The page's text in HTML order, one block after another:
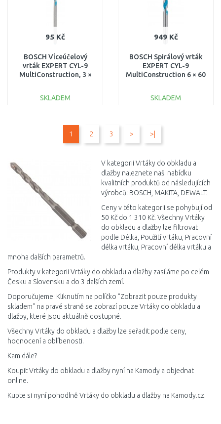
95 Kč
BOSCH Víceúčelový
vrták EXPERT CYL-9
MultiConstruction, 3 ×
SKLADEM
Porovnat
949 Kč
BOSCH Spirálový vrták
EXPERT CYL-9
MultiConstruction 6 × 60
SKLADEM
1 2 3 > >|
V kategorii Vrtáky do obkladu a
dlažby naleznete naši nabídku
kvalitních produktů od následujících
výrobců: BOSCH, MAKITA, DEWALT.
Ceny v této kategorii se pohybují od
50 Kč do 1 310 Kč. Všechny Vrtáky
do obkladu a dlažby lze filtrovat
podle Délka, Použití vrtáku, Pracovní
délka vrtáku, Pracovní délka vrtáku a
mnoha dalších parametrů.
Produkty v kategorii Vrtáky do obkladu a dlažby zasíláme po celém
Česku a Slovensku a do 3 dalších zemí.
Doporučujeme: Kliknutím na políčko "Zobrazit pouze produkty
skladem" na pravé straně se zobrazí pouze Vrtáky do obkladu a
dlažby, které jsou aktuálně dostupné.
Všechny Vrtáky do obkladu a dlažby lze seřadit podle ceny,
hodnocení a oblíbenosti.
Kam dále?
Koupit Vrtáky do obkladu a dlažby nyní na Kamody a objednat
online.
Kupte si nyní pohodlně Vrtáky do obkladu a dlažby na Kamody.cz.